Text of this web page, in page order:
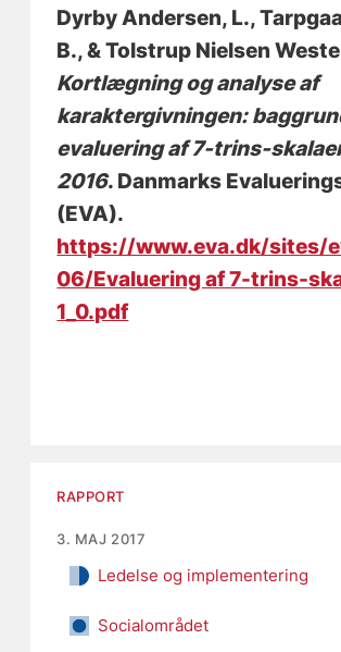
Dyrby Andersen, L.,
B., & Tolstrup Nielsen
Kortlægning og analyse af
karaktergivningen:
evaluering af 7-trins-
2016. Danmarks
(EVA).
https://www.eva.dk/sites/
06/Evaluering af 7-trins-
1_0.pdf
RAPPORT
3. MAJ 2017
Ledelse og implementering
Socialområdet